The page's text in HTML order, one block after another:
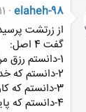
elaheh-98
از زرتشت
گفت 4 اصل:
1-دانستم رزق مرا دیگری نمیخورد پس آرام شدم
2-دانستم که خدا مرا میبیند پس حیا کردم
3-دانستم که کار مرا دیگری انجام نمیدهد پس تلاش کردم
4-دانستم که پایان کارم مرگ است پس مهیا شدم.